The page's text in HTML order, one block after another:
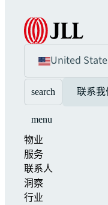
United
search 联系我
menu
物业
服务
联系人
洞察
行业